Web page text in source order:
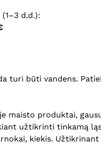
d.d.):
turi būti vandens.
maisto produktai,
užtikrinti tinkamą
kiekis.